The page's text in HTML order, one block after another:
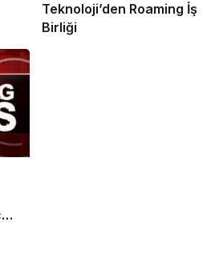
Teknoloji’den Roaming İş
Birliği